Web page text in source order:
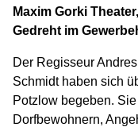
Maxim Gorki
Gedreht im
Der Regisseur
Schmidt haben sich
Potzlow begeben.
Dorfbewohnern,